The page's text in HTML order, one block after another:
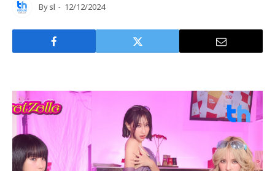
Bysl 12/12/2024